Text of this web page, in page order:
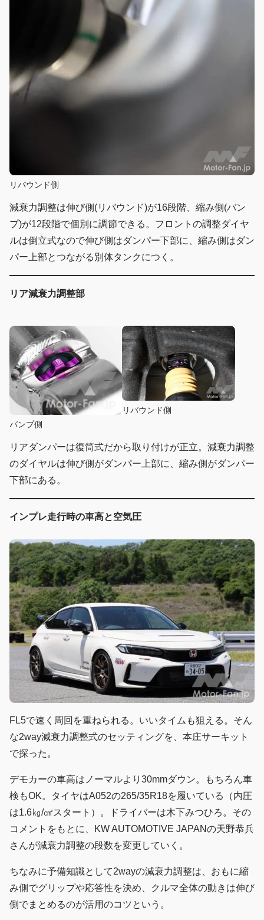
リバウンド側
減衰力調整は伸び側(リバウンド)が16段階、縮み側(バン
プ)が12段階で個別に調節できる。フロントの調整ダイヤ
ルは倒立式なので伸び側はダンパー下部に、縮み側はダン
パー上部とつながる別体タンクにつく。
リア減衰力調整部
バンプ側
リバウンド側
リアダンパーは復筒式だから取り付けが正立。減衰力調整
のダイヤルは伸び側がダンパー上部に、縮み側がダンパー
下部にある。
インプレ走行時の車高と空気圧
FL5で速く周回を重ねられる。いいタイムも狙える。そん
な2way減衰力調整式のセッティングを、本庄サーキット
で探った。
デモカーの車高はノーマルより30mmダウン。もちろん車
検もOK。タイヤはA052の265/35R18を履いている（内圧
は1.6㎏/㎠スタート）。ドライバーは木下みつひろ。その
コメントをもとに、KW AUTOMOTIVE JAPANの天野恭兵
さんが減衰力調整の段数を変更していく。
ちなみに予備知識として2wayの減衰力調整は、おもに縮
み側でグリップや応答性を決め、クルマ全体の動きは伸び
側でまとめるのが活用のコツという。